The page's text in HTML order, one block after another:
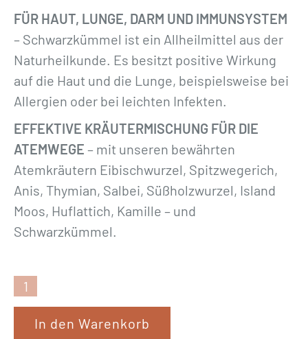
FÜR HAUT, LUNGE, DARM UND IMMUNSYSTEM
– Schwarzkümmel ist ein Allheilmittel aus der
Naturheilkunde. Es besitzt positive Wirkung
auf die Haut und die Lunge, beispielsweise bei
Allergien oder bei leichten Infekten.
EFFEKTIVE KRÄUTERMISCHUNG FÜR DIE
ATEMWEGE – mit unseren bewährten
Atemkräutern Eibischwurzel, Spitzwegerich,
Anis, Thymian, Salbei, Süßholzwurzel, Island
Moos, Huflattich, Kamille – und
Schwarzkümmel.
a
In den Warenkorb